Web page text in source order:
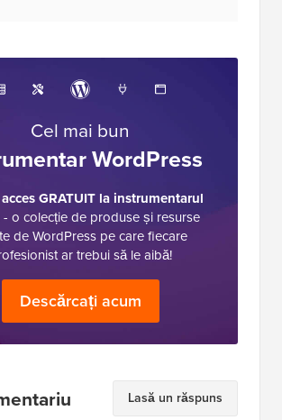
Cel mai bun
WordPress
GRATUIT la instrumentarul
- o colecție de produse și resurse
de WordPress pe care fiecare
ar trebui să le aibă!
Descărcați acum
Lasă un răspuns